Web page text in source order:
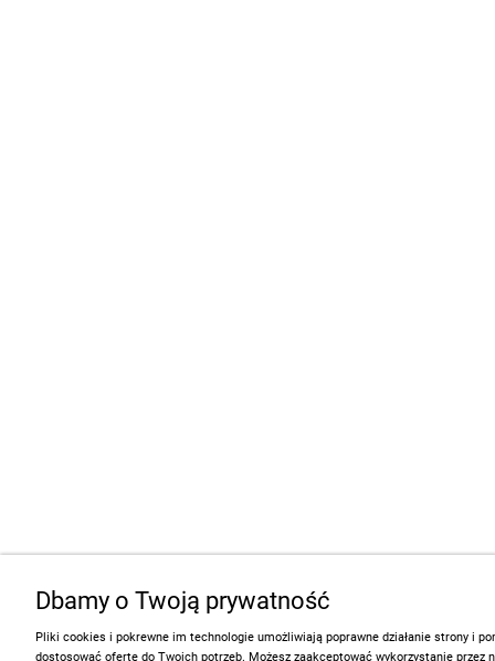
Dbamy o Twoją prywatność
Pliki cookies i pokrewne im technologie umożliwiają poprawne działanie strony i
dostosować ofertę do Twoich potrzeb. Możesz zaakceptować wykorzystanie przez